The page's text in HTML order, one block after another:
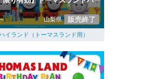
山梨県 販売終了
イランド（トーマスランド用）